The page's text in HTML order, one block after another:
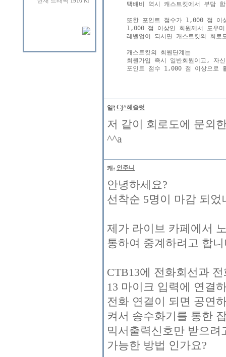
택배비 역시 캐스트킷에서 부담
또한 포인트 점수가 1,000 점 이
1,000 점 이상인 회원께서 도우
레벨업이 되시면 캐스트킷의 회
캐스트킷의 회원단계는
회원가입 즉시 일반회원이고, 자
Cj^헤즐럿
저 같이 회로도에 문외
^^a
인주니
안녕하세요?
선착순 5명이 마감 되었
제가 라이브 카페에서
통하여 중계하려고 합
CTB13에 전화회선과
13 마이크 입력에 연결
전화 연결이 되면 공연
켜서 송수화기를 통한
믹서출력신호만 받으려
가능한 방법 인가요?